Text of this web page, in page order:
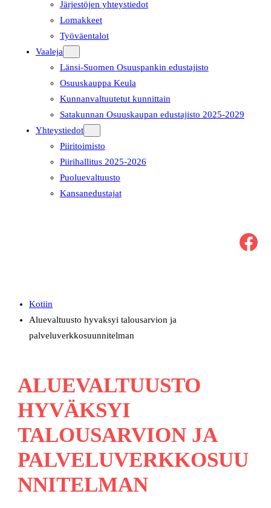
Järjestöjen yhteystiedot
Lomakkeet
Työväentalot
Vaaleja
Länsi-Suomen Osuuspankin edustajisto
Osuuskauppa Keula
Kunnanvaltuutetut kunnittain
Satakunnan Osuuskaupan edustajisto 2025-2029
Yhteystiedot
Piiritoimisto
Piirihallitus 2025-2026
Puoluevaltuusto
Kansanedustajat
Facebook
Kotiin
Aluevaltuusto hyvaksyi talousarvion ja
palveluverkkosuunnitelman
ALUEVALTUUSTO
HYVÄKSYI
TALOUSARVION JA
PALVELUVERKKOSUU
NNITELMAN